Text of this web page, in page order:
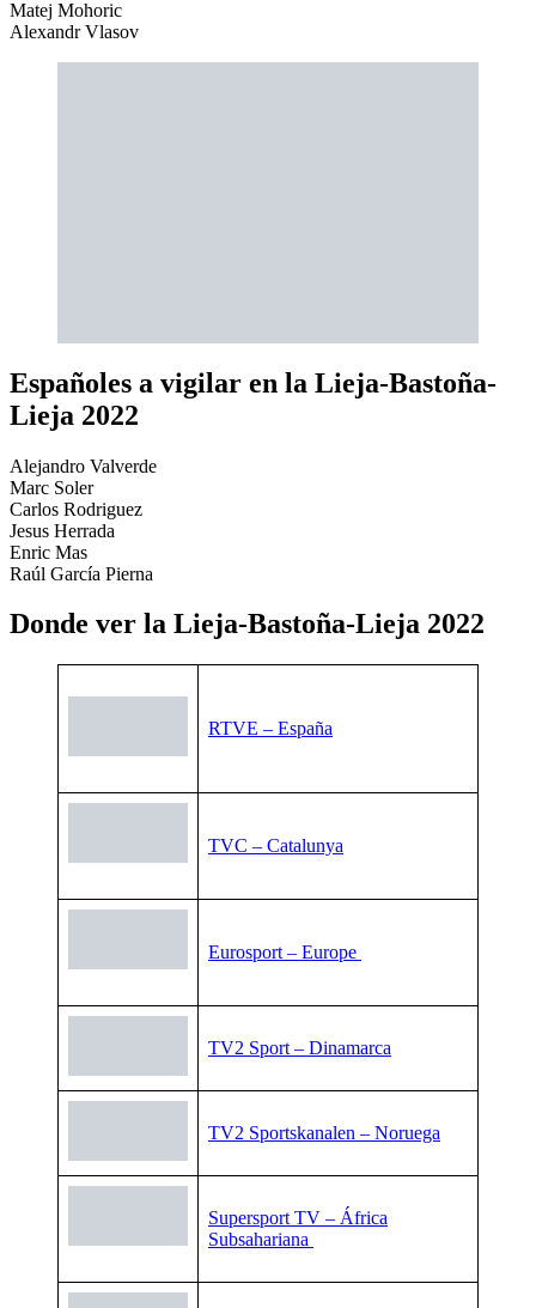
Matej Mohoric
Alexandr Vlasov
Españoles a vigilar en la Lieja-Bastoña-
Lieja 2022
Alejandro Valverde
Marc Soler
Carlos Rodriguez
Jesus Herrada
Enric Mas
Raúl García Pierna
Donde ver la Lieja-Bastoña-Lieja 2022
RTVE – España
TVC – Catalunya
Eurosport – Europe
TV2 Sport – Dinamarca
TV2 Sportskanalen – Noruega
Supersport TV – África
Subsahariana